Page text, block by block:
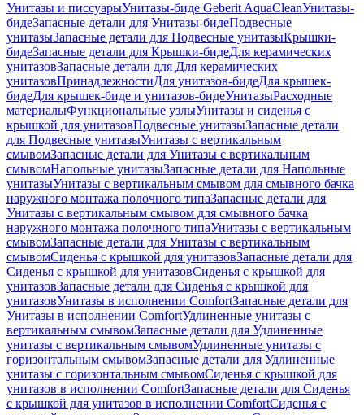
Унитазы и писсуарыУнитазы-биде Geberit AquaCleanУнитазы-
бидеЗапасные детали для Унитазы-бидеПодвесные
унитазыЗапасные детали для Подвесные унитазыКрышки-
бидеЗапасные детали для Крышки-бидеДля керамических
унитазовЗапасные детали для Для керамических
унитазовПринадлежностиДля унитазов-бидеДля крышек-
бидеДля крышек-биде и унитазов-бидеУнитазыРасходные
материалыФункциональные узлыУнитазы и сиденья с
крышкой для унитазовПодвесные унитазыЗапасные детали
для Подвесные унитазыУнитазы с вертикальным
смывомЗапасные детали для Унитазы с вертикальным
смывомНапольные унитазыЗапасные детали для Напольные
унитазыУнитазы с вертикальным смывом для смывного бачка
наружного монтажа полочного типаЗапасные детали для
Унитазы с вертикальным смывом для смывного бачка
наружного монтажа полочного типаУнитазы с вертикальным
смывомЗапасные детали для Унитазы с вертикальным
смывомСиденья с крышкой для унитазовЗапасные детали для
Сиденья с крышкой для унитазовСиденья с крышкой для
унитазовЗапасные детали для Сиденья с крышкой для
унитазовУнитазы в исполнении ComfortЗапасные детали для
Унитазы в исполнении ComfortУдлиненные унитазы с
вертикальным смывомЗапасные детали для Удлиненные
унитазы с вертикальным смывомУдлиненные унитазы с
горизонтальным смывомЗапасные детали для Удлиненные
унитазы с горизонтальным смывомСиденья с крышкой для
унитазов в исполнении ComfortЗапасные детали для Сиденья
с крышкой для унитазов в исполнении ComfortСиденья с